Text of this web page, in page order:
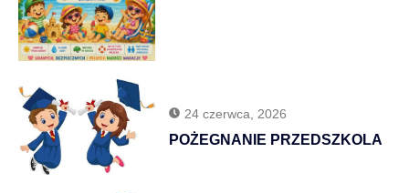
24 czerwca, 2026
POŻEGNANIE PRZEDSZKOLA